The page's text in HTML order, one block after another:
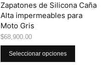
Zapatones de Silicona Caña
Alta impermeables para
Moto Gris
$68,900.00
Seleccionar opciones